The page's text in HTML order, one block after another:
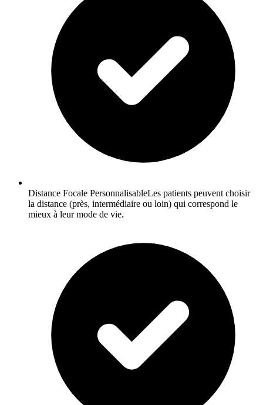
Distance Focale PersonnalisableLes patients peuvent choisir
la distance (près, intermédiaire ou loin) qui correspond le
mieux à leur mode de vie.